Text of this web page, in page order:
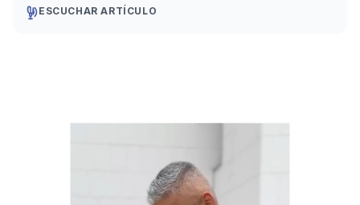
ESCUCHAR ARTÍCULO